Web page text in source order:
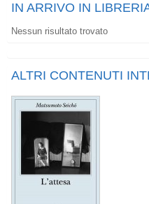
IN ARRIVO IN
Nessun risultato trovato
ALTRI CONTENUTI